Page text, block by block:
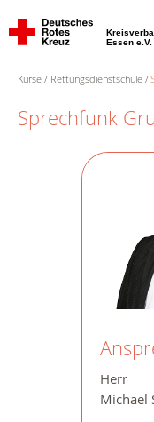
Essen e.V.
Kurse Rettungsdienstschule
Sprechfunk
Herr
Michael